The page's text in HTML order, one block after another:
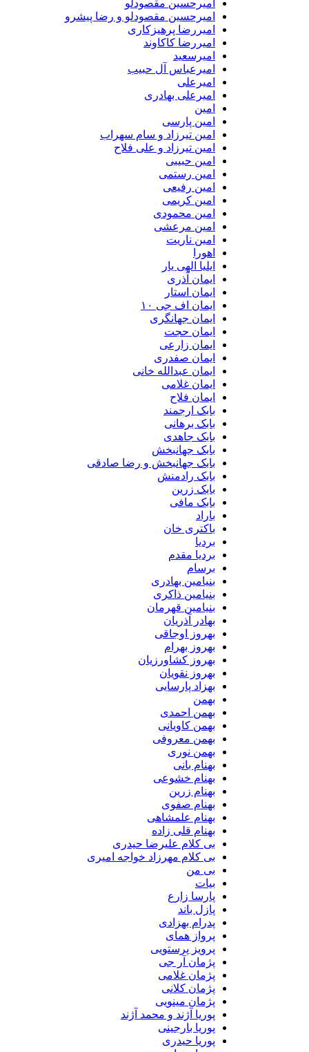
امیرحسین مقصودلو
امیرحسین مقصودلو و رضا پیشرو
امیررضا پرهیزکاری
امیررضا کاکاوند
امیرسعید
امیرعباس آل حبیب
امیرعلی
امیرعلی بهادری
امین پارسی
امین تیرزاد و سام سهراب
امین تیرزاد و علی فلاح
امین حبیبی
امین رستمی
امین رفیعی
امین کریمی
امین محمودی
امین مرعشی
امین ناریت
ایلیا الهی یار
ایمان آذری
ایمان استار
ایمان اف جی ۱۰
ایمان جهانگری
ایمان حجت
ایمان زارعی
ایمان صفدری
ایمان عبدالله خانی
ایمان غلامی
ایمان فلاح
بابک ارجمند
بابک برهانی
بابک جاهدی
بابک جهانبخش
بابک جهانبخش و رضا صادقی
بابک رادمنش
بابک زرین
بابک مافی
باکتری خان
بردیا مقدم
بنیامین بهادری
بنیامین ذاکری
بنیامین قهرمان
بهادر آذریان
بهروز اوجاقی
بهروز بهرام
بهروز کشاورزیان
بهروز نقویان
بهزاد پارسایی
بهمن احمدی
بهمن کاویانی
بهمن معروفی
بهمن نوری
بهنام بانی
بهنام خشوعی
بهنام زرین
بهنام صفوی
بهنام علمشاهی
بهنام قلی زاده
بی کلام علیرضا حیدری
بی کلام مهرزاد خواجه امیری
پارسا زارع
پازل باند
پدرام بهزادی
پرواز همای
پرویز پرستویی
پژمان آر جی
پژمان غلامی
پژمان کلانی
پژمان مینویی
پوریا آژند و محمد آژند
پوریا بارجینی
پوریا حیدری